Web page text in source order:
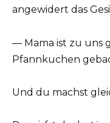
angewidert das
— Mama ist zu uns
Pfannkuchen
Und du machst